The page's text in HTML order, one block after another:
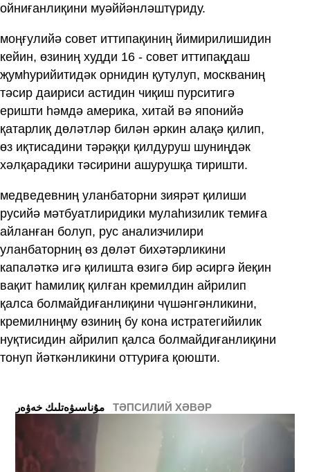
ойниғанлиқини муәййәнләштүриду.
моңғулийә совет иттипақиниң йимирилишидин
кейин, өзиниң худди 16 - совет иттипақдаш
җумһурийитидәк орнидин қутулуп, москваниң
тәсир даириси астидин чиқиш пурситигә
еришти һәмдә америка, хитай вә японийә
қатарлиқ дөләтләр билән әркин алақә қилип,
өз иқтисадини тәрәққи қилдуруш шуниңдәк
хәлқарадики тәсирини ашурушқа тиришти.
медведевниң уланбаторни зиярәт қилиши
русийә мәтбуатлиридики мулаһизилик темиға
айланған болуп, рус анализчилири
уланбаторниң өз дөләт бихәтәрликини
капаләткә игә қилишта өзигә бир әсиргә йеқин
вақит һамилиқ қилған кремилдин айрилип
қалса болмайдиғанлиқини чүшәнгәнликини,
кремилниңму өзиниң бу кона истратегийилик
нуқтисидин айрилип қалса болмайдиғанлиқини
тонуп йәткәнликини оттуриға қоюшти.
ТӘПСИЛИЙ ХӘВӘР